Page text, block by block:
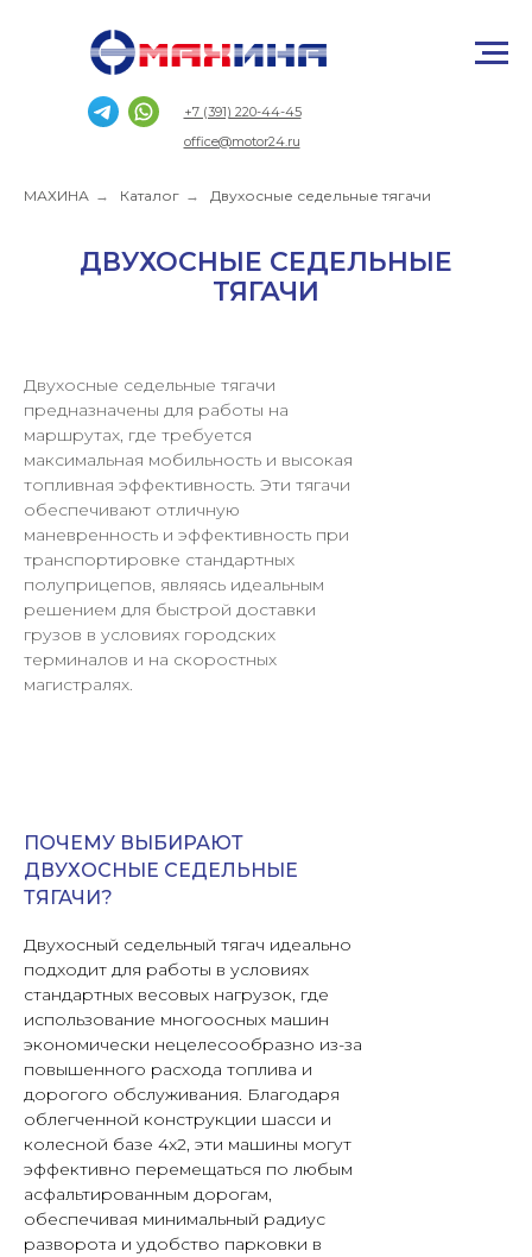
+7 (391) 220-44-45
office@motor24.ru
МАХИНА → Каталог → Двухосные седельные тягачи
ДВУХОСНЫЕ СЕДЕЛЬНЫЕ
ТЯГАЧИ
Двухосные седельные тягачи
предназначены для работы на
маршрутах, где требуется
максимальная мобильность и высокая
топливная эффективность. Эти тягачи
обеспечивают отличную
маневренность и эффективность при
транспортировке стандартных
полуприцепов, являясь идеальным
решением для быстрой доставки
грузов в условиях городских
терминалов и на скоростных
магистралях.
ПОЧЕМУ ВЫБИРАЮТ
ДВУХОСНЫЕ СЕДЕЛЬНЫЕ
ТЯГАЧИ?
Двухосный седельный тягач идеально
подходит для работы в условиях
стандартных весовых нагрузок, где
использование многоосных машин
экономически нецелесообразно из-за
повышенного расхода топлива и
дорогого обслуживания. Благодаря
облегченной конструкции шасси и
колесной базе 4x2, эти машины могут
эффективно перемещаться по любым
асфальтированным дорогам,
обеспечивая минимальный радиус
разворота и удобство парковки в